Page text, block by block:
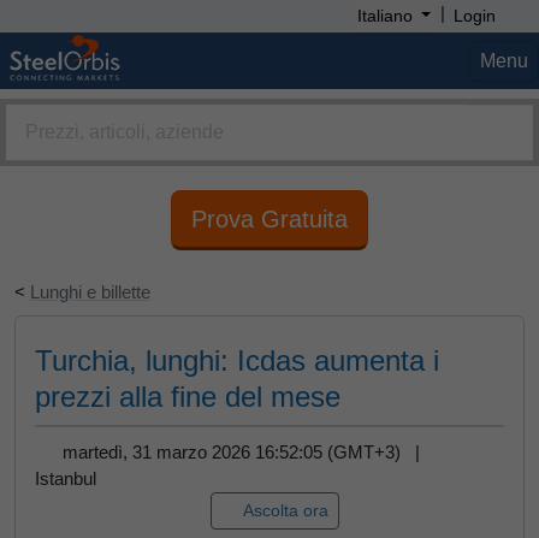
Italiano | Login
Menu
Prova Gratuita
< Lunghi e billette
Turchia, lunghi: Icdas aumenta i
prezzi alla fine del mese
martedì, 31 marzo 2026 16:52:05 (GMT+3) |
Istanbul
Ascolta ora